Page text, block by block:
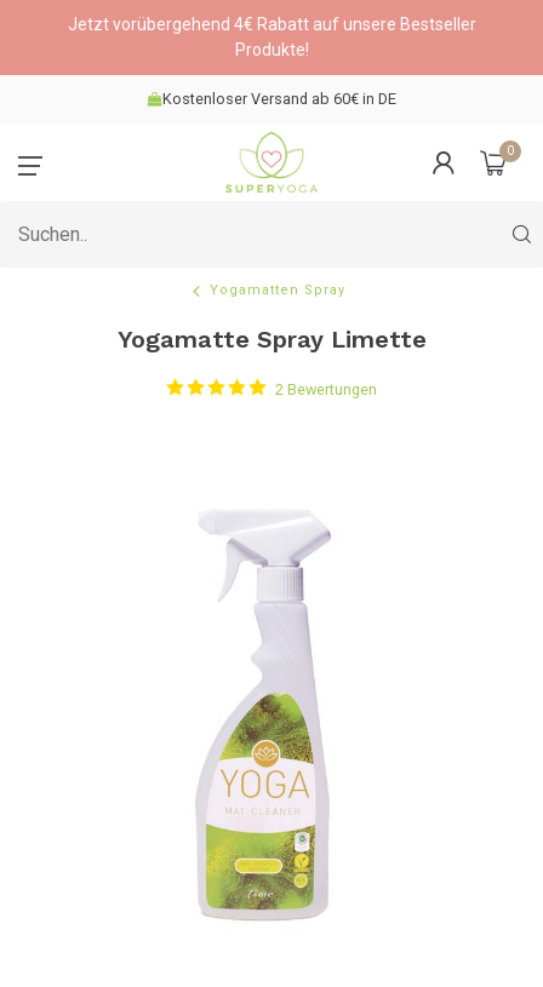
Jetzt vorübergehend 4€ Rabatt auf unsere Bestseller
Produkte!
Kostenloser Versand ab 60€ in DE
0
Yogamatten Spray
Yogamatte Spray Limette
2 Bewertungen